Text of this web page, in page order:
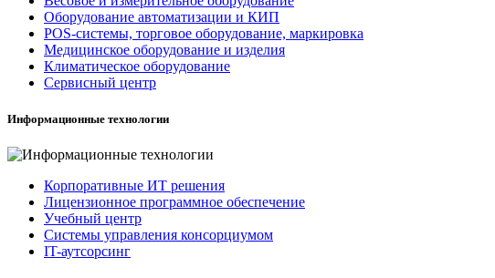
Оборудование автоматизации и КИП
POS-системы, торговое оборудование, маркировка
Медицинское оборудование и изделия
Климатическое оборудование
Сервисный центр
Информационные технологии
Корпоративные ИТ решения
Лицензионное программное обеспечение
Учебный центр
Системы управления консорциумом
IT-аутсорсинг